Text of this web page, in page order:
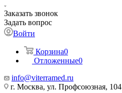
Заказать звонок
Задать вопрос
Войти
Корзина0
Отложенные0
info@viterramed.ru
г. Москва, ул. Профсоюзная, 104